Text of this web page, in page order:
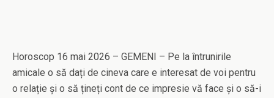
Horoscop 16 mai 2026 – GEMENI – Pe la întrunirile
amicale o să dați de cineva care e interesat de voi pentru
o relație și o să țineți cont de ce impresie vă face și o să-i